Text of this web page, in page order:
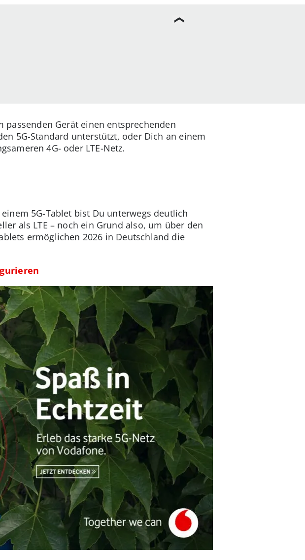
passenden Gerät einen entsprechenden
5G-Standard unterstützt, oder Dich an einem
4G- oder LTE-Netz.
5G-Tablet bist Du unterwegs deutlich
als LTE – noch ein Grund also, um über den
ermöglichen 2026 in Deutschland die